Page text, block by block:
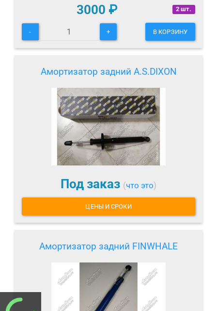
2 шт.
3000 ₽
- + В КОРЗИНУ
Амортизатор задний A.S.DIXON
Под заказ (что это)
ЦЕНЫ И СРОКИ
Амортизатор задний FINWHALE